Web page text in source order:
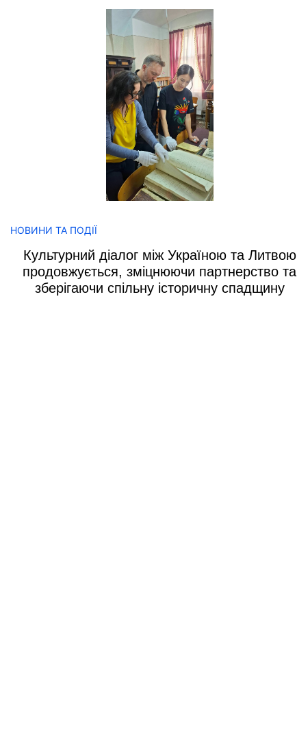
НОВИНИ ТА ПОДІЇ
Культурний діалог між Україною та Литвою
продовжується, зміцнюючи партнерство та
зберігаючи спільну історичну спадщину